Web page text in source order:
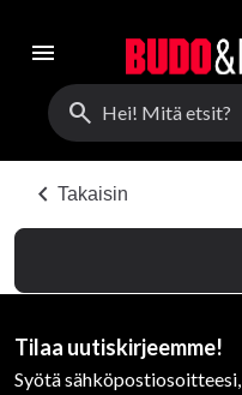
menu
search
chevron_left Takaisin
Tilaa uutiskirjeemme!
Syötä